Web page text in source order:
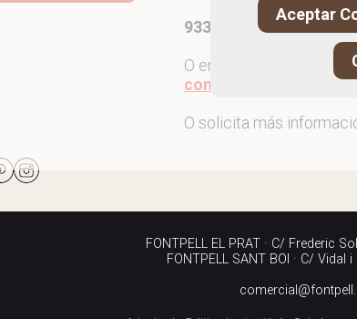
933 790 040
O enviándonos un
O solicita más
FONTPELL EL PRAT · C/ Frederic
FONTPELL SANT BOI · C/ Vidal
Aceptar